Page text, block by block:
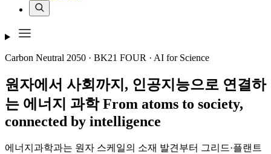
Carbon Neutral 2050 · BK21 FOUR · AI for Science
원자에서 사회까지, 인공지능으로 연결하
는 에너지 과학From atoms to society,
connected by intelligence
에너지과학과는 원자 스케일의 소재 발견부터 그리드·플랜트